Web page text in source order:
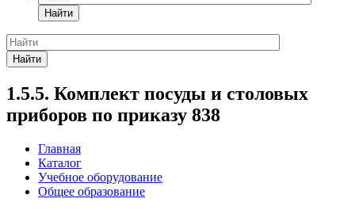
Найти
Найти
1.5.5. Комплект посуды и столовых
приборов по приказу 838
Главная
Каталог
Учебное оборудование
Общее образование